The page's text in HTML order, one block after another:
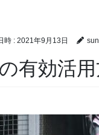
時 : 2021年9月13日
有効活